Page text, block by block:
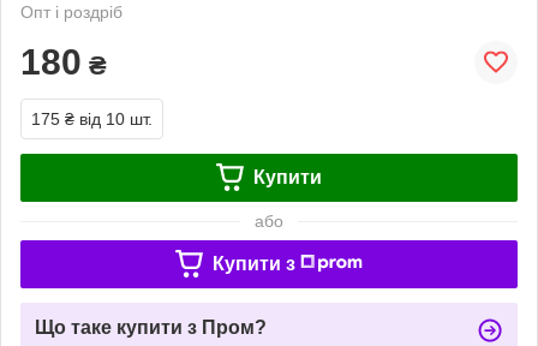
Опт і роздріб
180 ₴
175 ₴ від 10 шт.
Купити
або
Купити з
Що таке купити з Пром?